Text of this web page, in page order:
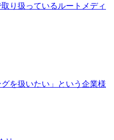
り扱っているルートメディ
グを扱いたい」という企業様